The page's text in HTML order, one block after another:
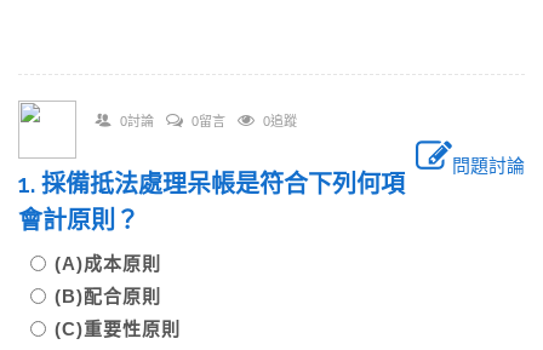
0討論 0留言 0追蹤
問題討論
1. 採備抵法處理呆帳是符合下列何項
會計原則？
(A)成本原則
(B)配合原則
(C)重要性原則